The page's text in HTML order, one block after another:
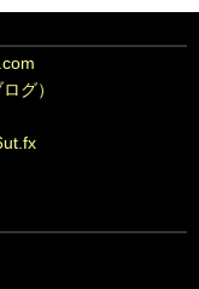
グ）